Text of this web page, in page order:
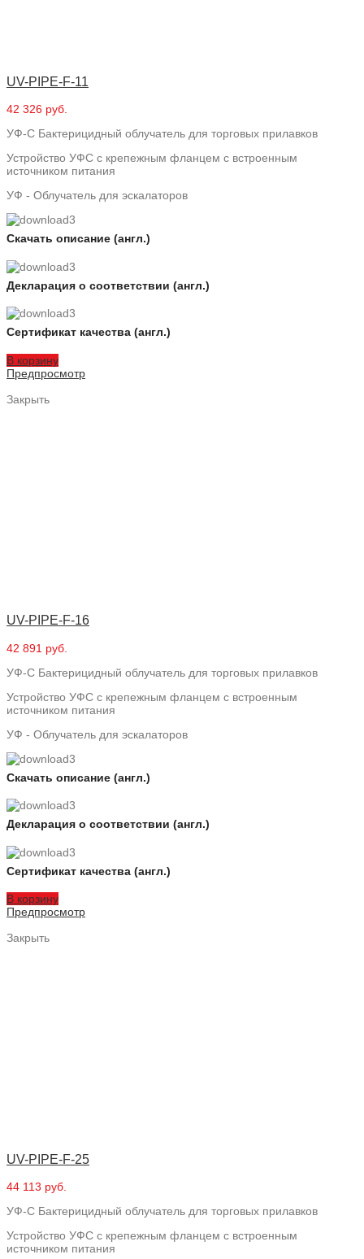
UV-PIPE-F-11
42 326 руб.
УФ-С Бактерицидный облучатель для торговых прилавков
Устройство УФС с крепежным фланцем с встроенным
источником питания
УФ - Облучатель для эскалаторов
Скачать описание (англ.)
Декларация о соответствии (англ.)
Сертификат качества (англ.)
В корзину
Предпросмотр
Закрыть
UV-PIPE-F-16
42 891 руб.
УФ-С Бактерицидный облучатель для торговых прилавков
Устройство УФС с крепежным фланцем с встроенным
источником питания
УФ - Облучатель для эскалаторов
Скачать описание (англ.)
Декларация о соответствии (англ.)
Сертификат качества (англ.)
В корзину
Предпросмотр
Закрыть
UV-PIPE-F-25
44 113 руб.
УФ-С Бактерицидный облучатель для торговых прилавков
Устройство УФС с крепежным фланцем с встроенным
источником питания